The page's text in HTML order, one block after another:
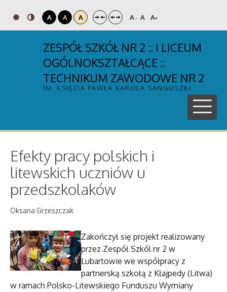
A A A A- A A+
ZESPÓŁ SZKÓŁ NR 2 :: I LICEUM
OGÓLNOKSZTAŁCĄCE ::
TECHNIKUM ZAWODOWE NR 2
IM. KSIĘCIA PAWŁA KAROLA SANGUSZKI
Efekty pracy polskich i
litewskich uczniów u
przedszkolaków
Oksana Grzeszczak
Zakończył się projekt realizowany
przez Zespół Szkól nr 2 w
Lubartowie we współpracy z
partnerską szkołą z Kłajpedy (Litwa)
w ramach Polsko-Litewskiego Funduszu Wymiany